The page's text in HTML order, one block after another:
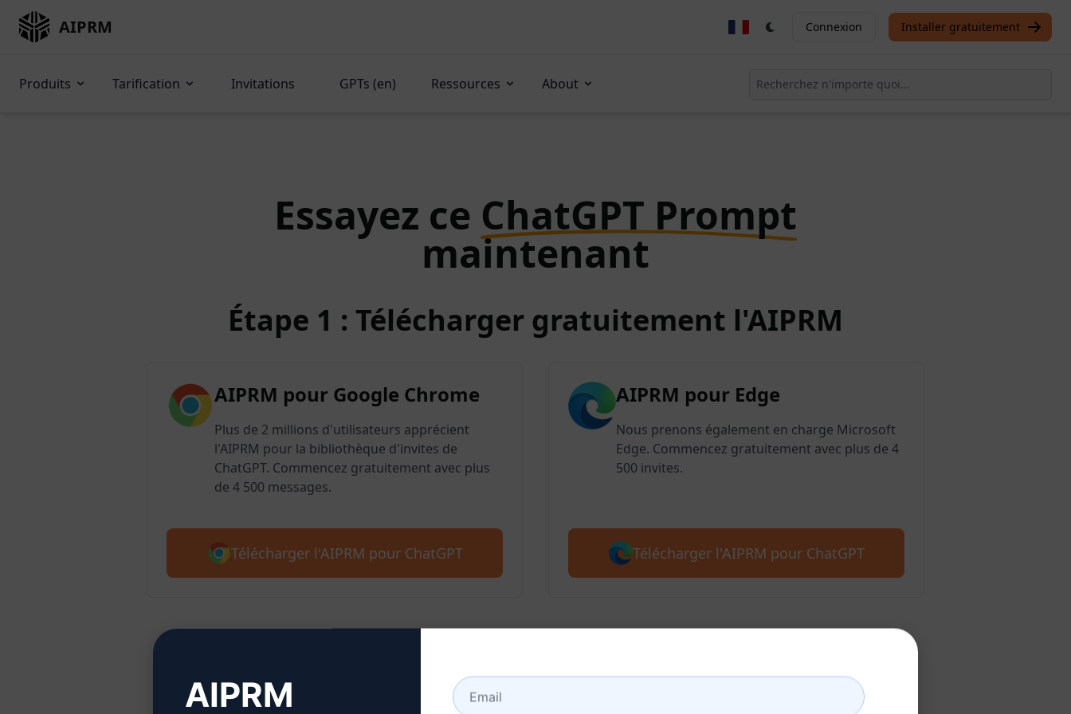
AIPRM Connexion Installer gratuitement
Produits Tarification Invitations GPTs (en) Ressources About
Essayez ce ChatGPT Prompt
maintenant
Étape 1 : Télécharger gratuitement l'AIPRM
AIPRM pour Google Chrome
Plus de 2 millions d'utilisateurs apprécient
l'AIPRM pour la bibliothèque d'invites de
ChatGPT. Commencez gratuitement avec plus
de 4 500 messages.
Télécharger l'AIPRM pour ChatGPT
AIPRM pour Edge
Nous prenons également en charge Microsoft
Edge. Commencez gratuitement avec plus de 4
500 invites.
Télécharger l'AIPRM pour ChatGPT
Étape 2 : Créer un compte ChatGPT
AIPRM